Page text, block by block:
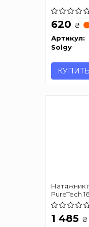
620 ₴
Артикул:
Solgy
КУПИТЬ
Натяжник
PureTech
1 485 ₴